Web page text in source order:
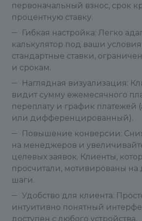
первоначальный взнос, срок
процентную ставку.
Гибкая настройка: Легко
калькулятор под ваши
стандартные ставки,
и срокам.
Наглядная визуализация:
видит сумму ежемесячного
переплату и график платежей
или дифференцированный).
Повышение конверсии:
на менеджеров и
целевых заявок. Клиенты,
просчитали, мотивированы
шаги.
Удобство для клиента:
интуитивно понятный
доступен с любого устройства.